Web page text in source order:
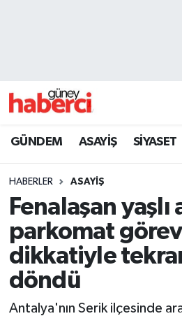
GÜNDEM ASAYİŞ SİYASET
HABERLER ASAYİŞ
Fenalaşan yaşlı
parkomat
dikkatiyle
döndü
Antalya'nın Serik ilçesinde
Beyoğlu Trafik Yoğunluk
Son Dakika Haberleri
Haber Arşivi